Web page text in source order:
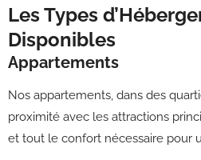
Les Types
Disponibles
Appartements
Nos appartements, dans des
proximité avec les attractions
et tout le confort nécessaire pour